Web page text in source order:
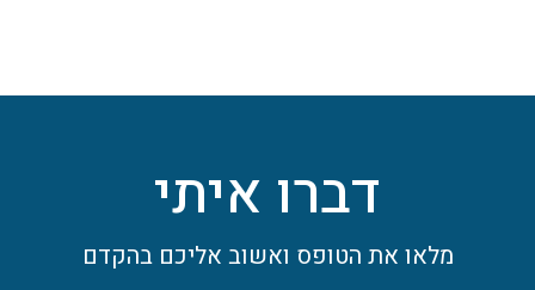
דברו איתי
מלאו את הטופס ואשוב אליכם בהקדם